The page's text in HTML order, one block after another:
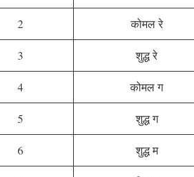
2 कोमल रे
3 शुद्ध रे
4 कोमल ग
5 शुद्ध ग
6 शुद्ध म